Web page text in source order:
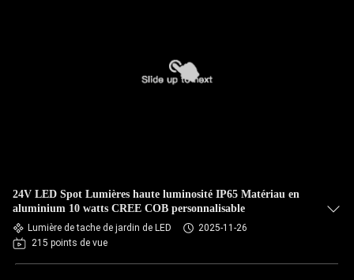
24V LED Spot Lumières haute luminosité IP65 Matériau en
aluminium 10 watts CREE COB personnalisable
Lumière de tache de jardin de LED
2025-11-26
215 points de vue